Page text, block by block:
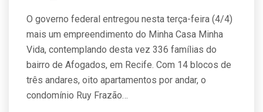
O governo federal entregou nesta terça-feira (4/4)
mais um empreendimento do Minha Casa Minha
Vida, contemplando desta vez 336 famílias do
bairro de Afogados, em Recife. Com 14 blocos de
três andares, oito apartamentos por andar, o
condomínio Ruy Frazão…